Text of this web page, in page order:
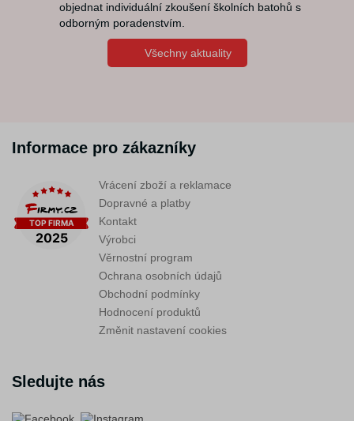
objednat individuální zkoušení školních batohů s
odborným poradenstvím.
Všechny aktuality
Informace pro zákazníky
Vrácení zboží a reklamace
Dopravné a platby
Kontakt
Výrobci
Věrnostní program
Ochrana osobních údajů
Obchodní podmínky
Hodnocení produktů
Změnit nastavení cookies
Sledujte nás